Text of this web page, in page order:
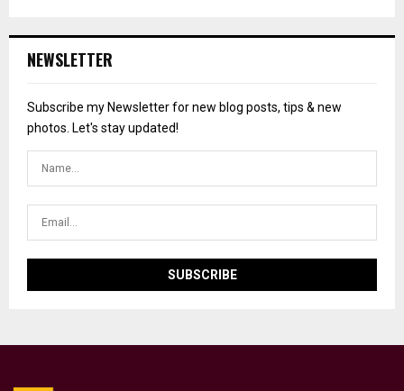
NEWSLETTER
Subscribe my Newsletter for new blog posts, tips & new
photos. Let's stay updated!